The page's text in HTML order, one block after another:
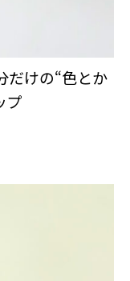
だけの“色とか
プ